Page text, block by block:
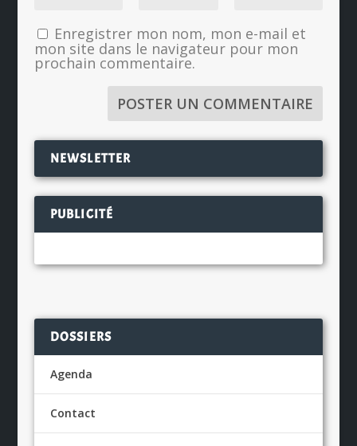
Enregistrer mon nom, mon e-mail et
mon site dans le navigateur pour mon
prochain commentaire.
NEWSLETTER
PUBLICITÉ
DOSSIERS
Agenda
Contact